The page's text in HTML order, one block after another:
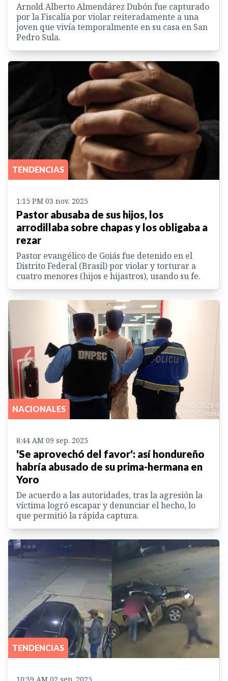
Arnold Alberto Almendárez Dubón fue capturado
por la Fiscalía por violar reiteradamente a una
joven que vivía temporalmente en su casa en San
Pedro Sula.
TENDENCIAS
1:15 PM 03 nov. 2025
Pastor abusaba de sus hijos, los
arrodillaba sobre chapas y los obligaba a
rezar
Pastor evangélico de Goiás fue detenido en el
Distrito Federal (Brasil) por violar y torturar a
cuatro menores (hijos e hijastros), usando su fe.
NACIONALES
8:44 AM 09 sep. 2025
'Se aprovechó del favor': así hondureño
habría abusado de su prima-hermana en
Yoro
De acuerdo a las autoridades, tras la agresión la
víctima logró escapar y denunciar el hecho, lo
que permitió la rápida captura.
TENDENCIAS